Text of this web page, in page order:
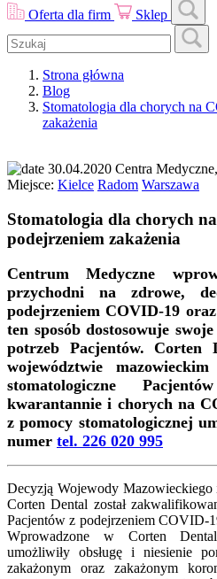
Oferta dla firm Sklep
Strona główna
Blog
Stomatologia dla chorych na
zakażenia
30.04.2020 Centra
Miejsce: Kielce Radom Warszawa
Stomatologia dla chorych
podejrzeniem zakażenia
Centrum Medyczne
przychodni na zdrowe,
podejrzeniem COVID-19
ten sposób dostosowuje
potrzeb Pacjentów.Corten
województwie
stomatologiczne
kwarantannie i chorych na
z pomocy stomatologicznej
numer tel. 226 020 995
Decyzją Wojewody
Corten Dental został
Pacjentów z podejrzeniem COVID-
Wprowadzone w Corten
umożliwiły obsługę i niesienie
zakażonym oraz zakażonym